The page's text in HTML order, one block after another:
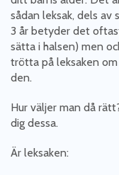
sådan leksak, dels
3 år betyder det
sätta i halsen) men
trötta på leksaken
den.
Hur väljer man då
dig dessa.
Är leksaken: